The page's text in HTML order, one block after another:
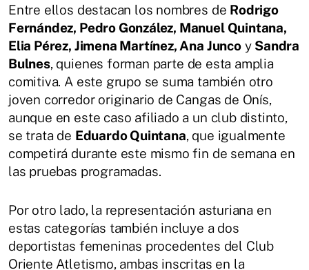
Entre ellos destacan los nombres de Rodrigo
Fernández, Pedro González, Manuel Quintana,
Elia Pérez, Jimena Martínez, Ana Juncoy Sandra
Bulnes, quienes forman parte de esta amplia
comitiva. A este grupo se suma también otro
joven corredor originario de Cangas de Onís,
aunque en este caso afiliado a un club distinto,
se trata de Eduardo Quintana, que igualmente
competirá durante este mismo fin de semana en
las pruebas programadas.
Por otro lado, la representación asturiana en
estas categorías también incluye a dos
deportistas femeninas procedentes del Club
Oriente Atletismo, ambas inscritas en la